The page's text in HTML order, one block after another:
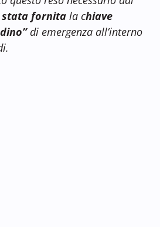
stata fornita la chiave
di emergenza all’interno